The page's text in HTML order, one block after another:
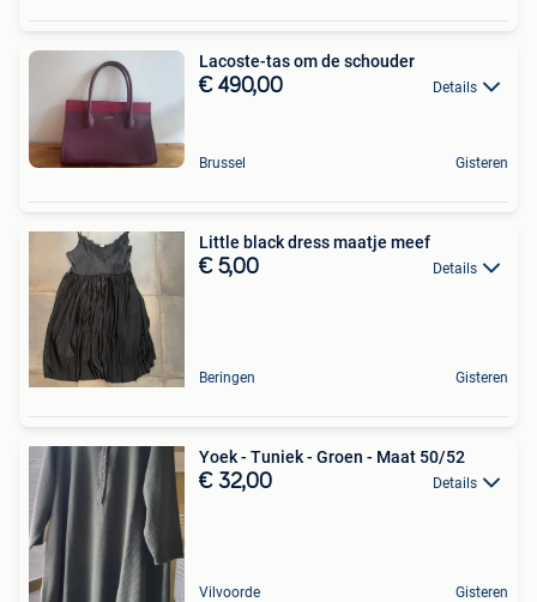
Lacoste-tas om de schouder
€ 490,00 Details
Brussel Gisteren
Little black dress maatje meef
€ 5,00 Details
Beringen Gisteren
Yoek - Tuniek - Groen - Maat 50/52
€ 32,00 Details
Vilvoorde Gisteren